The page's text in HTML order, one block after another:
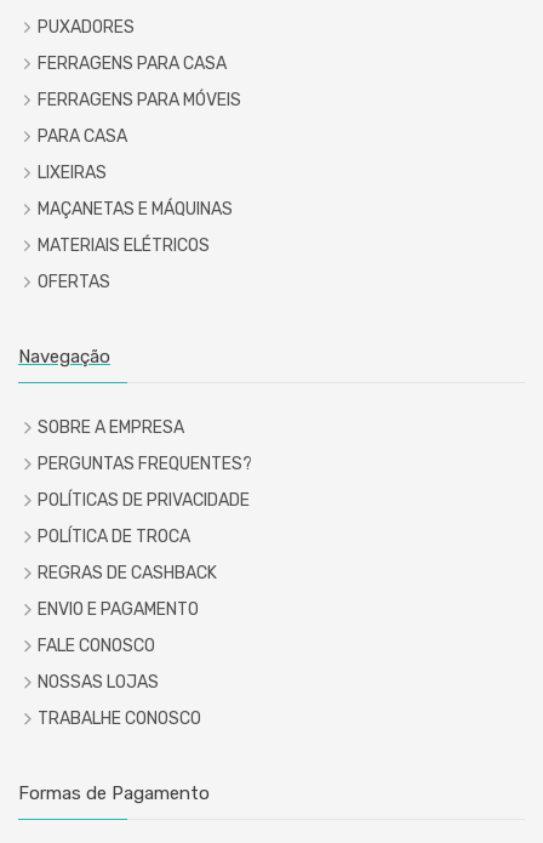
PUXADORES
FERRAGENS PARA CASA
FERRAGENS PARA MÓVEIS
PARA CASA
LIXEIRAS
MAÇANETAS E MÁQUINAS
MATERIAIS ELÉTRICOS
OFERTAS
Navegação
SOBRE A EMPRESA
PERGUNTAS FREQUENTES?
POLÍTICAS DE PRIVACIDADE
POLÍTICA DE TROCA
REGRAS DE CASHBACK
ENVIO E PAGAMENTO
FALE CONOSCO
NOSSAS LOJAS
TRABALHE CONOSCO
Formas de Pagamento